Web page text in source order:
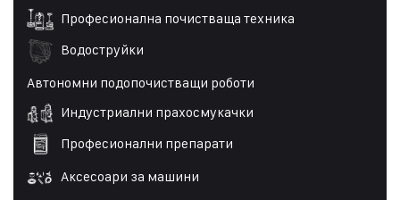
Професионална почистваща техника
Водоструйки
Автономни подопочистващи роботи
Индустриални прахосмукачки
Професионални препарати
Аксесоари за машини